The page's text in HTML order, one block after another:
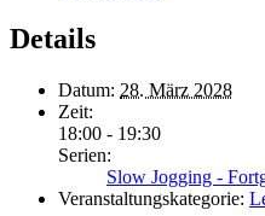
Details
Datum: 28. März 2028
Zeit:
18:00 - 19:30
Serien:
Slow Jogging -
Veranstaltungskategorie: